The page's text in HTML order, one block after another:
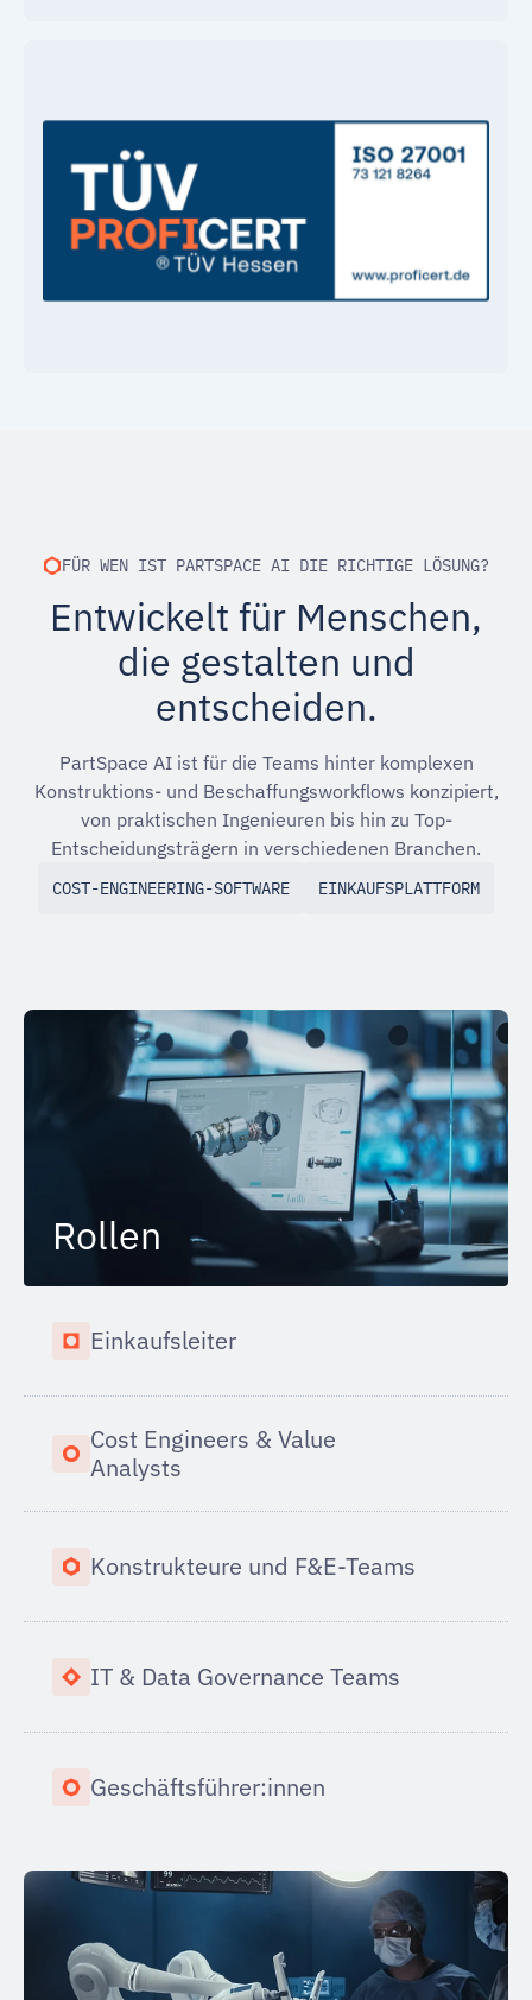
FÜR WEN IST PARTSPACE AI DIE RICHTIGE LÖSUNG?
Entwickelt für Menschen,
die gestalten und
entscheiden.
PartSpace AI ist für die Teams hinter komplexen
Konstruktions- und Beschaffungsworkflows konzipiert,
von praktischen Ingenieuren bis hin zu Top-
Entscheidungsträgern in verschiedenen Branchen.
COST-ENGINEERING-SOFTWARE EINKAUFSPLATTFORM
Rollen
Einkaufsleiter
Cost Engineers & Value
Analysts
Konstrukteure und F&E-Teams
IT & Data Governance Teams
Geschäftsführer:innen